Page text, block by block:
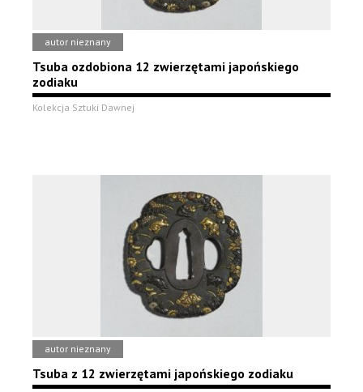
autor nieznany
Tsuba ozdobiona 12 zwierzętami japońskiego
zodiaku
Kolekcja Sztuki Dawnej
autor nieznany
Tsuba z 12 zwierzętami japońskiego zodiaku